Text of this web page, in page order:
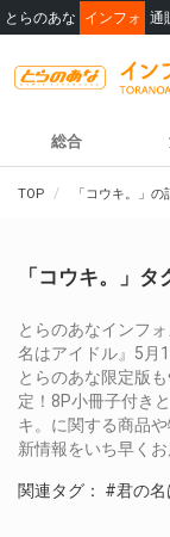
とらのあな インフォ 通
総合
TOP 「コウキ。」
「コウキ。」
とらのあなインフ
名はアイドル』5月
とらのあな限定版
定！8P小冊子付き
キ。に関する商品
新情報をいち早くお
関連タグ： #君の名